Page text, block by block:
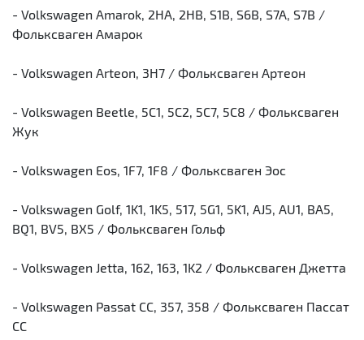
- Volkswagen Amarok, 2HA, 2HB, S1B, S6B, S7A, S7B /
Фольксваген Амарок
- Volkswagen Arteon, 3H7 / Фольксваген Артеон
- Volkswagen Beetle, 5C1, 5C2, 5C7, 5C8 / Фольксваген
Жук
- Volkswagen Eos, 1F7, 1F8 / Фольксваген Эос
- Volkswagen Golf, 1K1, 1K5, 517, 5G1, 5K1, AJ5, AU1, BA5,
BQ1, BV5, BX5 / Фольксваген Гольф
- Volkswagen Jetta, 162, 163, 1K2 / Фольксваген Джетта
- Volkswagen Passat CC, 357, 358 / Фольксваген Пассат
СС